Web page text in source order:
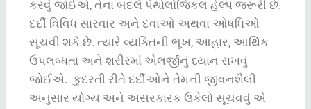
કરવું જોઈએ, તેના બદલે પેથોલોજિકલ હેલ્પ જરૂરી છે.
દર્દી વિવિધ સારવાર અને દવાઓ અથવા ઓષધિઓ
સૂચવી શકે છે. ત્યારે વ્યક્તિની ભૂખ, આહાર, આર્થિક
ઉપલબ્ધતા અને શરીરમાં એલર્જીનું ધ્યાન રાખવું
જોઈએ. કુદરતી રીતે દર્દીઓને તેમની જીવનશૈલી
અનુસાર યોગ્ય અને અસરકારક ઉકેલો સૂચવવું એ